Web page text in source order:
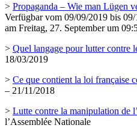
> Propaganda – Wie man Lügen
Verfügbar vom 09/09/2019 bis
am Freitag, 27. September um
> Quel langage pour lutter contre
18/03/2019
> Ce que contient la loi française
– 21/11/2018
> Lutte contre la manipulation de
l’Assemblée Nationale